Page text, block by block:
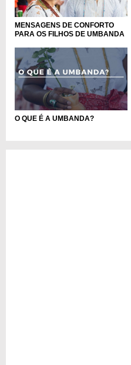
MENSAGENS DE CONFORTO
PARA OS FILHOS DE UMBANDA
O QUE É A UMBANDA?